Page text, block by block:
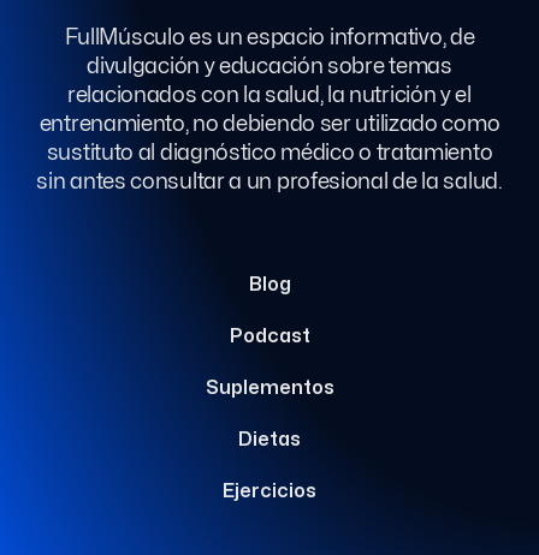
FullMúsculo es un espacio informativo, de
divulgación y educación sobre temas
relacionados con la salud, la nutrición y el
entrenamiento, no debiendo ser utilizado como
sustituto al diagnóstico médico o tratamiento
sin antes consultar a un profesional de la salud.
Blog
Podcast
Suplementos
Dietas
Ejercicios